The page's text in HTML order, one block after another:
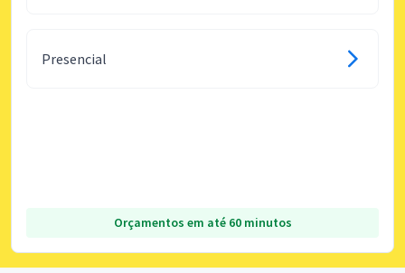
Presencial
Orçamentos em até 60 minutos